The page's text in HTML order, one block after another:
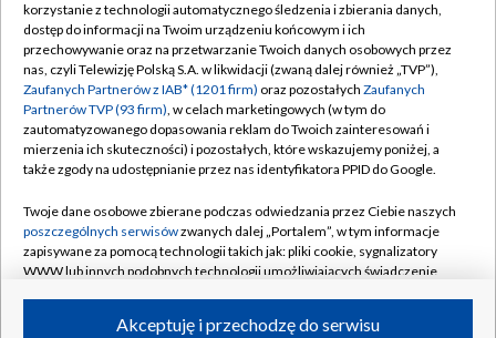
TVP
Abonament TVP
Emisja w TVP
Centrum informacji TVP
Naziemna Telewizja Cyfrowa
Rada Programowa
System NOS
Informacje o nadawcy
Regulamin TVP
Polityka prywatności
Moje zgody
Pomoc
Kontakt
Kanały
korzystanie z technologii automatycznego śledzenia i zbierania danych,
dostęp do informacji na Twoim urządzeniu końcowym i ich
przechowywanie oraz na przetwarzanie Twoich danych osobowych przez
nas, czyli Telewizję Polską S.A. w likwidacji (zwaną dalej również „TVP”),
Zaufanych Partnerów z IAB* (1201 firm) oraz pozostałych Zaufanych
Partnerów TVP (93 firm), w celach marketingowych (w tym do
zautomatyzowanego dopasowania reklam do Twoich zainteresowań i
mierzenia ich skuteczności) i pozostałych, które wskazujemy poniżej, a
także zgody na udostępnianie przez nas identyfikatora PPID do Google.
Twoje dane osobowe zbierane podczas odwiedzania przez Ciebie naszych
poszczególnych serwisówzwanych dalej „Portalem”, w tym informacje
zapisywane za pomocą technologii takich jak: pliki cookie, sygnalizatory
WWW lub innych podobnych technologii umożliwiających świadczenie
ruchu w Internecie.Akceptuję i przechodzę do serwisu